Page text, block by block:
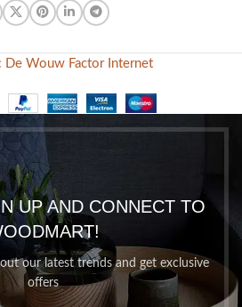
De Wouw Factor Internet
UP AND CONNECT TO
our latest trends and get exclusive
offers